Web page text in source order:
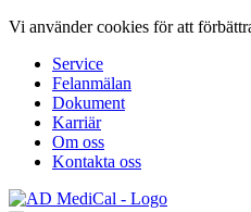
Vi använder cookies för att
Service
Felanmälan
Dokument
Karriär
Om oss
Kontakta oss